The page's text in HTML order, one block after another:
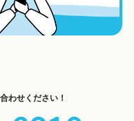
わせください！